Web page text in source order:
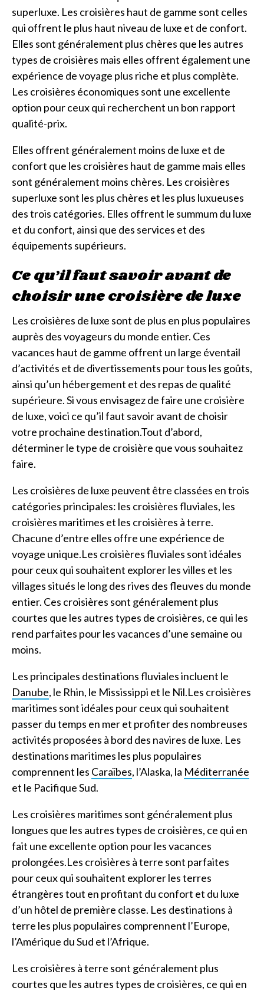
superluxe. Les croisières haut de gamme sont celles
qui offrent le plus haut niveau de luxe et de confort.
Elles sont généralement plus chères que les autres
types de croisières mais elles offrent également une
expérience de voyage plus riche et plus complète.
Les croisières économiques sont une excellente
option pour ceux qui recherchent un bon rapport
qualité-prix.
Elles offrent généralement moins de luxe et de
confort que les croisières haut de gamme mais elles
sont généralement moins chères. Les croisières
superluxe sont les plus chères et les plus luxueuses
des trois catégories. Elles offrent le summum du luxe
et du confort, ainsi que des services et des
équipements supérieurs.
Ce qu’il faut savoir avant de
choisir une croisière de luxe
Les croisières de luxe sont de plus en plus populaires
auprès des voyageurs du monde entier. Ces
vacances haut de gamme offrent un large éventail
d’activités et de divertissements pour tous les goûts,
ainsi qu’un hébergement et des repas de qualité
supérieure. Si vous envisagez de faire une croisière
de luxe, voici ce qu’il faut savoir avant de choisir
votre prochaine destination.Tout d’abord,
déterminer le type de croisière que vous souhaitez
faire.
Les croisières de luxe peuvent être classées en trois
catégories principales: les croisières fluviales, les
croisières maritimes et les croisières à terre.
Chacune d’entre elles offre une expérience de
voyage unique.Les croisières fluviales sont idéales
pour ceux qui souhaitent explorer les villes et les
villages situés le long des rives des fleuves du monde
entier. Ces croisières sont généralement plus
courtes que les autres types de croisières, ce qui les
rend parfaites pour les vacances d’une semaine ou
moins.
Les principales destinations fluviales incluent le
Danube, le Rhin, le Mississippi et le Nil.Les croisières
maritimes sont idéales pour ceux qui souhaitent
passer du temps en mer et profiter des nombreuses
activités proposées à bord des navires de luxe. Les
destinations maritimes les plus populaires
comprennent les Caraïbes, l’Alaska, la Méditerranée
et le Pacifique Sud.
Les croisières maritimes sont généralement plus
longues que les autres types de croisières, ce qui en
fait une excellente option pour les vacances
prolongées.Les croisières à terre sont parfaites
pour ceux qui souhaitent explorer les terres
étrangères tout en profitant du confort et du luxe
d’un hôtel de première classe. Les destinations à
terre les plus populaires comprennent l’Europe,
l’Amérique du Sud et l’Afrique.
Les croisières à terre sont généralement plus
courtes que les autres types de croisières, ce qui en